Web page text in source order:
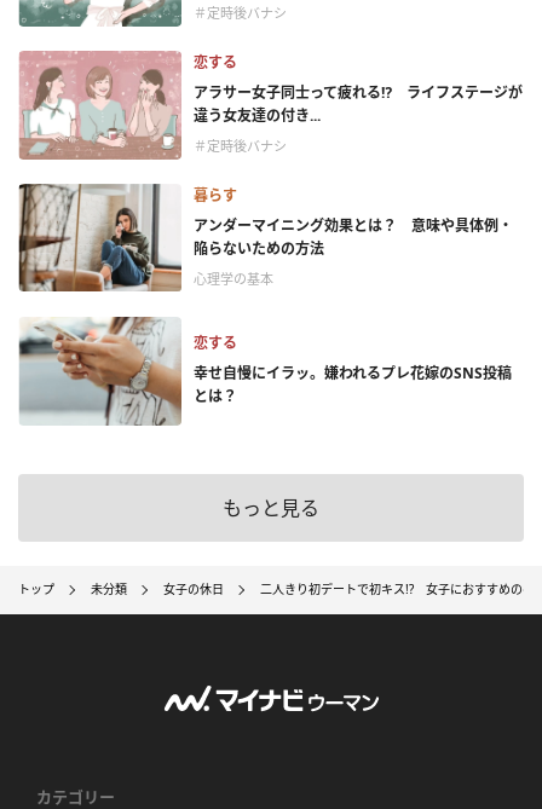
＃定時後バナシ
恋する
アラサー女子同士って疲れる⁉ ライフステージが
違う女友達の付き...
＃定時後バナシ
暮らす
アンダーマイニング効果とは？ 意味や具体例・
陥らないための方法
心理学の基本
恋する
幸せ自慢にイラッ。嫌われるプレ花嫁のSNS投稿
とは？
もっと見る
トップ 未分類 女子の休日 二人きり初デートで初キス!? 女子におすすめのベ
カテゴリー